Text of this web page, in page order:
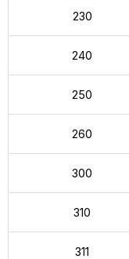
230
240
250
260
300
310
311